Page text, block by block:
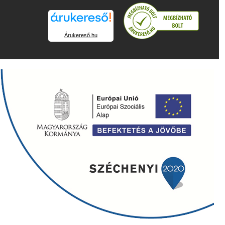
Árukereső.hu